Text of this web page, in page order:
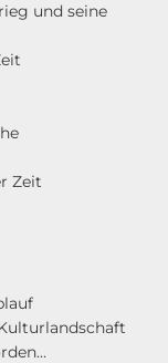
und seine
Zeit